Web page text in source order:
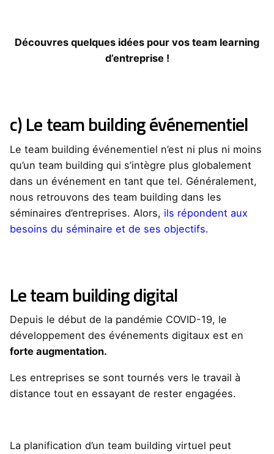
Découvres quelques idées pour vos team learning
d’entreprise !
c) Le team building événementiel
Le team building événementiel n’est ni plus ni moins
qu’un team building qui s’intègre plus globalement
dans un événement en tant que tel. Généralement,
nous retrouvons des team building dans les
séminaires d’entreprises. Alors, ils répondent aux
besoins du séminaire et de ses objectifs.
Le team building digital
Depuis le début de la pandémie COVID-19, le
développement des événements digitaux est en
forte augmentation.
Les entreprises se sont tournés vers le travail à
distance tout en essayant de rester engagées.
La planification d’un team building virtuel peut